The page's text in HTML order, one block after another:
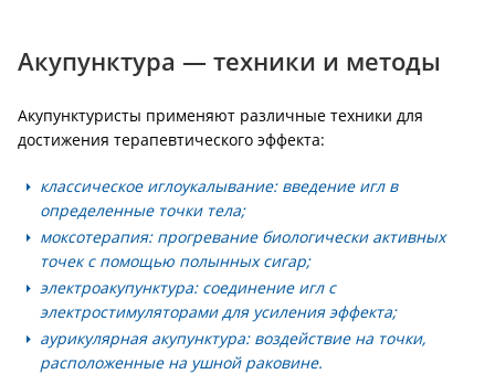
Акупунктура — техники и методы
Акупунктуристы применяют различные техники для
достижения терапевтического эффекта:
классическое иглоукалывание: введение игл в
определенные точки тела;
моксотерапия: прогревание биологически активных
точек с помощью полынных сигар;
электроакупунктура: соединение игл с
электростимуляторами для усиления эффекта;
аурикулярная акупунктура: воздействие на точки,
расположенные на ушной раковине.